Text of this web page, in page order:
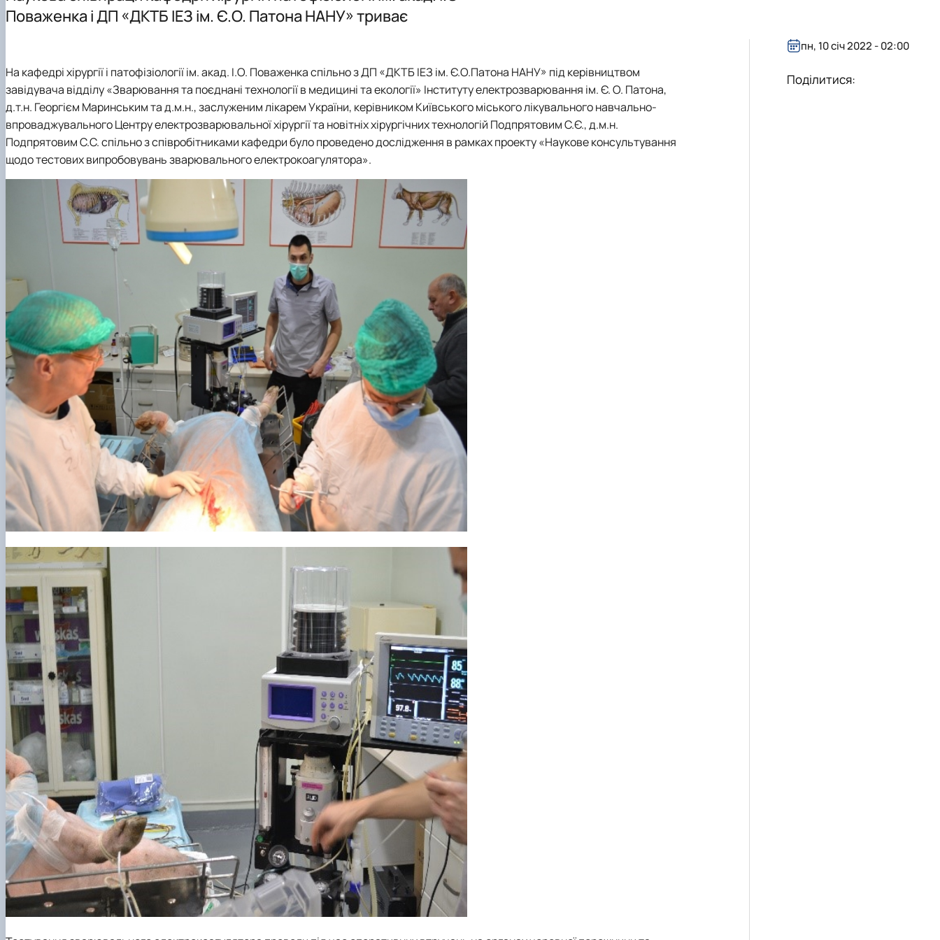
Навчально-наукові лабораторії
Збірники матеріалів конференцій
План роботи та звіти
План роботи та звіти
Поваженка і ДП «ДКТБ ІЕЗ ім. Є.О. Патона НАНУ» триває
На кафедрі хірургії і патофізіології ім. акад. І.О. Поваженка спільно з ДП «ДКТБ ІЕЗ ім. Є.О.Патона НАНУ» під керівництвом
завідувача відділу «Зварювання та поєднані технології в медицині та екології» Інституту електрозварювання ім. Є. О. Патона,
д.т.н. Георгієм Маринським та д.м.н., заслуженим лікарем України, керівником Київського міського лікувального навчально-
впроваджувального Центру електрозварювальної хірургії та новітніх хірургічних технологій Подпрятовим С.Є., д.м.н.
Подпрятовим С.С. спільно з співробітниками кафедри було проведено дослідження в рамках проекту «Наукове консультування
щодо тестових випробовувань зварювального електрокоагулятора».
пн, 10 січ 2022 - 02:00
Поділитися: